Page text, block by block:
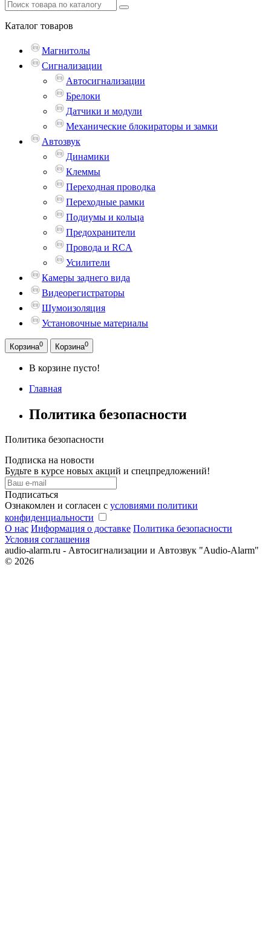
Каталог товаров
Магнитолы
Сигнализации
Автосигнализации
Брелоки
Датчики и модули
Механические блокираторы и замки
Автозвук
Динамики
Клеммы
Переходная проводка
Переходные рамки
Подиумы и кольца
Предохранители
Провода и RCA
Усилители
Камеры заднего вида
Видеорегистраторы
Шумоизоляция
Установочные материалы
Корзина0 Корзина0
В корзине пусто!
Главная
Политика безопасности
Политика безопасности
Подписка на новости
Будьте в курсе новых акций и спецпредложений!
Подписаться
Ознакомлен и согласен с условиями политики
конфиденциальности
О нас Информация о доставке Политика безопасности
Условия соглашения
audio-alarm.ru - Автосигнализации и Автозвук "Audio-Alarm"
© 2026